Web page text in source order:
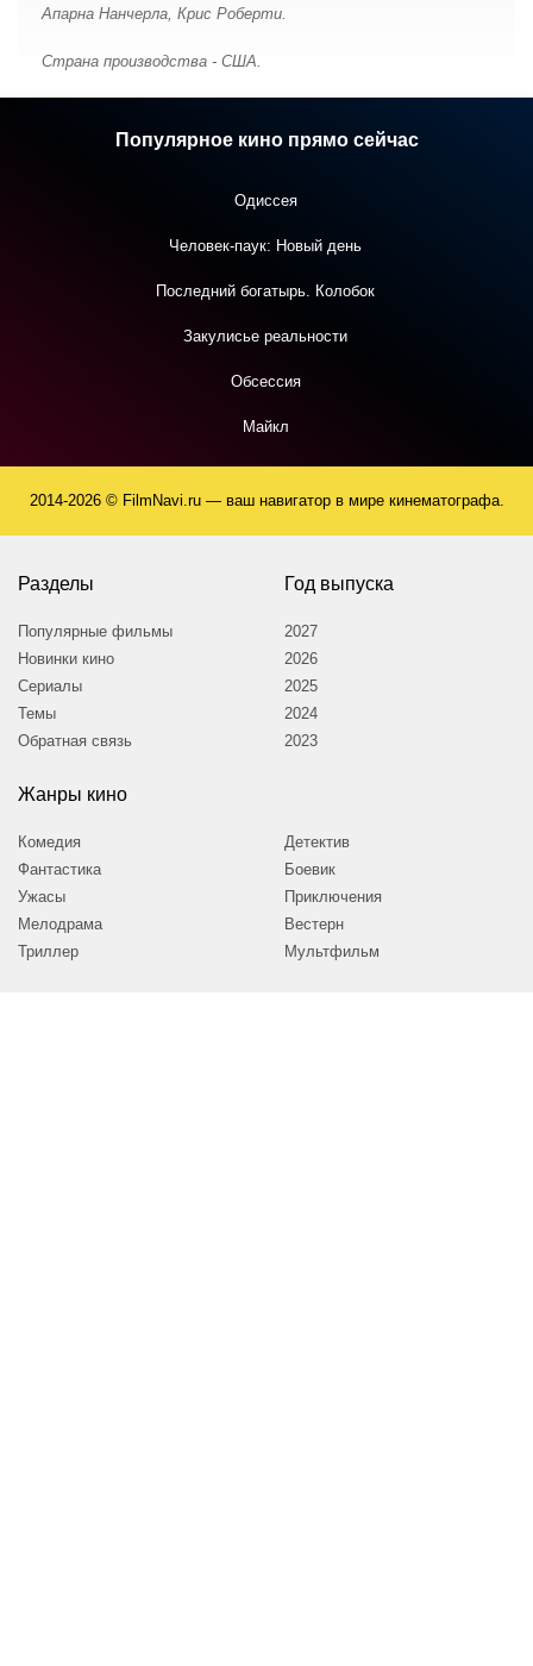
Апарна Нанчерла, Крис Роберти.
Страна производства - США.
Популярное кино прямо сейчас
Одиссея
Человек-паук: Новый день
Последний богатырь. Колобок
Закулисье реальности
Обсессия
Майкл
2014-2026 © FilmNavi.ru — ваш навигатор в мире кинематографа.
Разделы
Популярные фильмы
Новинки кино
Сериалы
Темы
Обратная связь
Год выпуска
2027
2026
2025
2024
2023
Жанры кино
Комедия
Фантастика
Ужасы
Мелодрама
Триллер
Детектив
Боевик
Приключения
Вестерн
Мультфильм